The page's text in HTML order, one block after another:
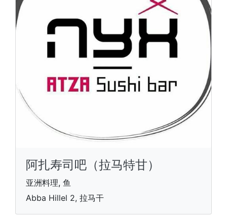
阿扎寿司吧（拉马特甘）
亚洲料理, 鱼
Abba Hillel 2, 拉马干